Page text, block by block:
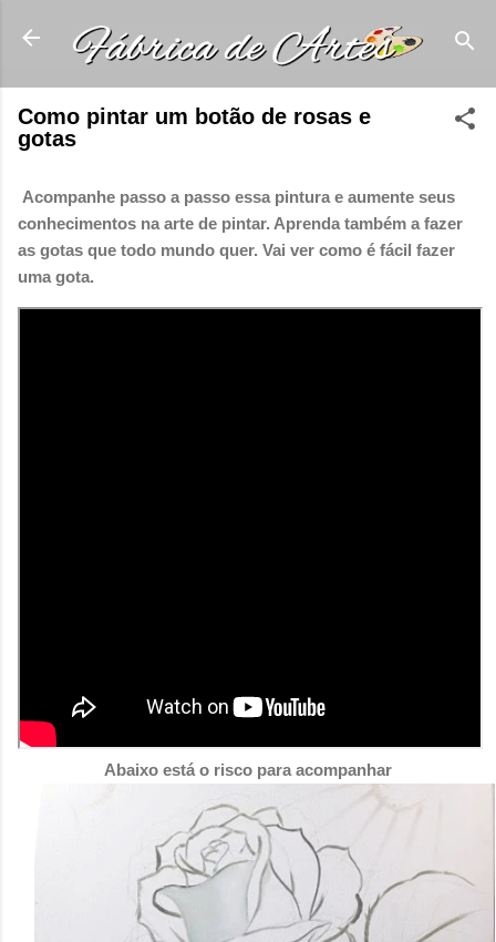
Pular para o conteúdo principal
Como pintar um botão de rosas e
gotas
Acompanhe passo a passo essa pintura e aumente seus
conhecimentos na arte de pintar. Aprenda também a fazer
as gotas que todo mundo quer. Vai ver como é fácil fazer
uma gota.
Abaixo está o risco para acompanhar